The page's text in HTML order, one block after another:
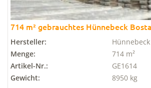
714 m² gebrauchtes Hünnebeck
Hersteller:
Hünnebeck
Menge:
714 m²
Artikel-Nr.:
GE1614
Gewicht:
8950 kg